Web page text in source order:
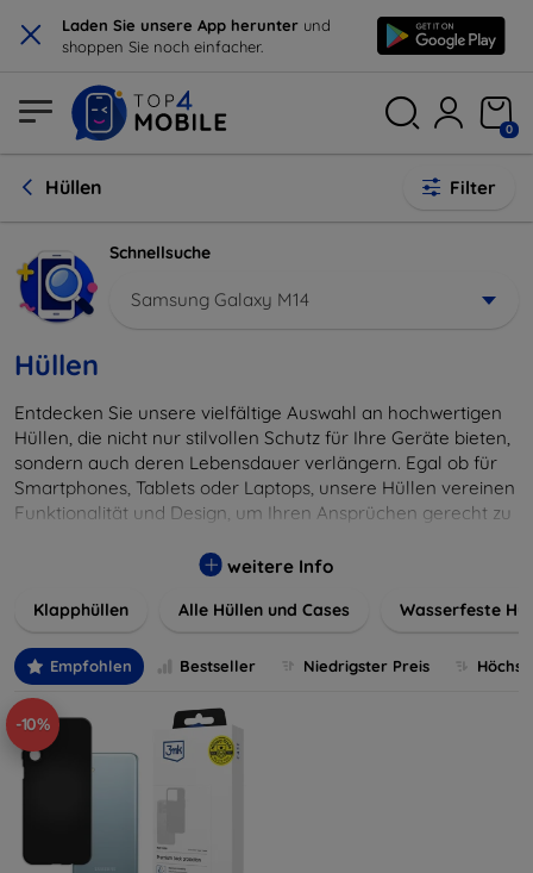
× Laden Sie unsere App herunter und
shoppen Sie noch einfacher.
0
Hüllen Filter
Schnellsuche
Samsung Galaxy M14
Hüllen
Entdecken Sie unsere vielfältige Auswahl an hochwertigen
Hüllen, die nicht nur stilvollen Schutz für Ihre Geräte bieten,
sondern auch deren Lebensdauer verlängern. Egal ob für
Smartphones, Tablets oder Laptops, unsere Hüllen vereinen
Funktionalität und Design, um Ihren Ansprüchen gerecht zu
Farben, um Ihren persönlichen Stil perfekt zu
weitere Info
Klapphüllen Alle Hüllen und Cases Wasserfeste
Empfohlen Bestseller Niedrigster Preis
-10%